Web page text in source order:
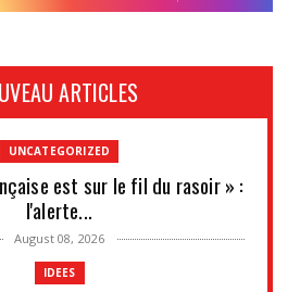
ARTICLES
UNCATEGORIZED
est sur le fil du rasoir » :
l'alerte...
August 08, 2026
IDEES